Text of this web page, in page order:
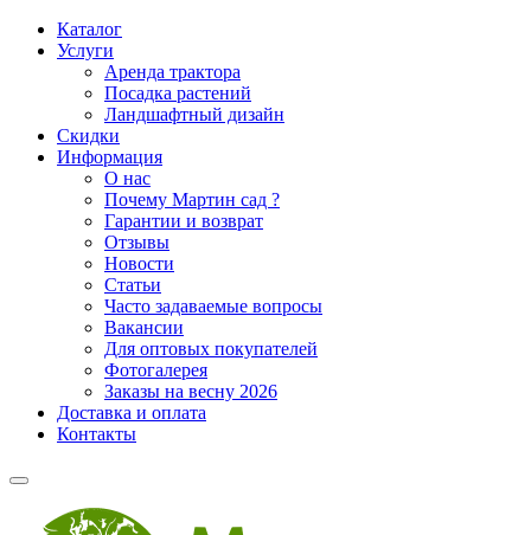
Каталог
Услуги
Аренда трактора
Посадка растений
Ландшафтный дизайн
Скидки
Информация
О нас
Почему Мартин сад ?
Гарантии и возврат
Отзывы
Новости
Статьи
Часто задаваемые вопросы
Вакансии
Для оптовых покупателей
Фотогалерея
Заказы на весну 2026
Доставка и оплата
Контакты